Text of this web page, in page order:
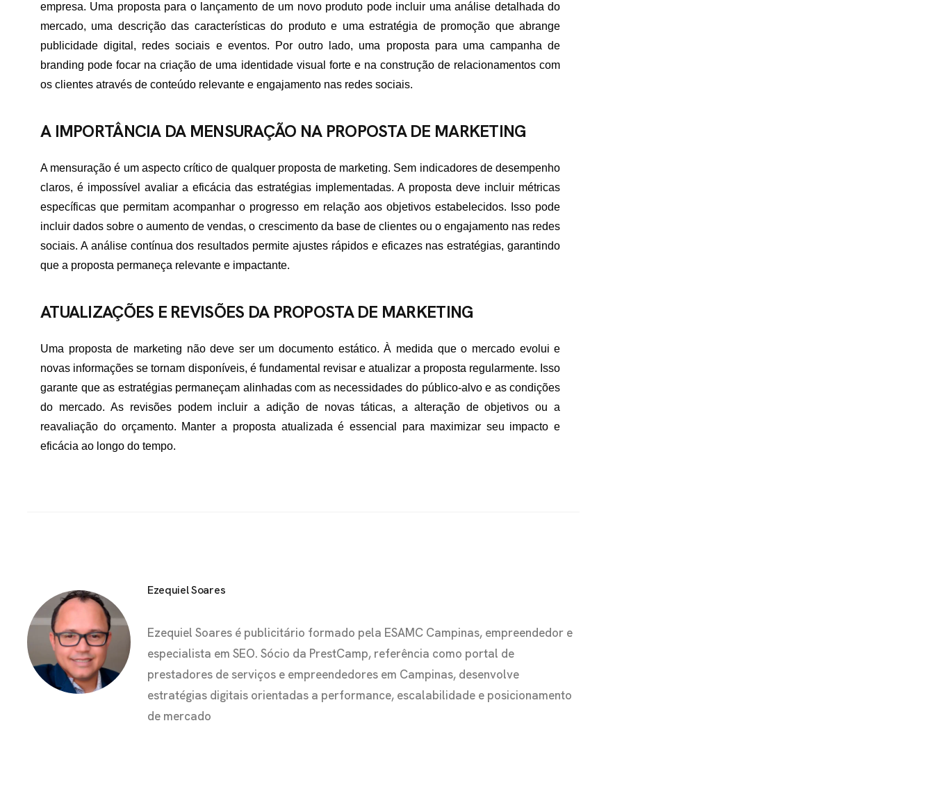
empresa. Uma proposta para o lançamento de um novo produto pode incluir uma análise detalhada do
mercado, uma descrição das características do produto e uma estratégia de promoção que abrange
publicidade digital, redes sociais e eventos. Por outro lado, uma proposta para uma campanha de
branding pode focar na criação de uma identidade visual forte e na construção de relacionamentos com
os clientes através de conteúdo relevante e engajamento nas redes sociais.
A IMPORTÂNCIA DA MENSURAÇÃO NA PROPOSTA DE MARKETING
A mensuração é um aspecto crítico de qualquer proposta de marketing. Sem indicadores de desempenho
claros, é impossível avaliar a eficácia das estratégias implementadas. A proposta deve incluir métricas
específicas que permitam acompanhar o progresso em relação aos objetivos estabelecidos. Isso pode
incluir dados sobre o aumento de vendas, o crescimento da base de clientes ou o engajamento nas redes
sociais. A análise contínua dos resultados permite ajustes rápidos e eficazes nas estratégias, garantindo
que a proposta permaneça relevante e impactante.
ATUALIZAÇÕES E REVISÕES DA PROPOSTA DE MARKETING
Uma proposta de marketing não deve ser um documento estático. À medida que o mercado evolui e
novas informações se tornam disponíveis, é fundamental revisar e atualizar a proposta regularmente. Isso
garante que as estratégias permaneçam alinhadas com as necessidades do público-alvo e as condições
do mercado. As revisões podem incluir a adição de novas táticas, a alteração de objetivos ou a
reavaliação do orçamento. Manter a proposta atualizada é essencial para maximizar seu impacto e
eficácia ao longo do tempo.
Ezequiel Soares
Ezequiel Soares é publicitário formado pela ESAMC Campinas, empreendedor e
especialista em SEO. Sócio da PrestCamp, referência como portal de
prestadores de serviços e empreendedores em Campinas, desenvolve
estratégias digitais orientadas a performance, escalabilidade e posicionamento
de mercado